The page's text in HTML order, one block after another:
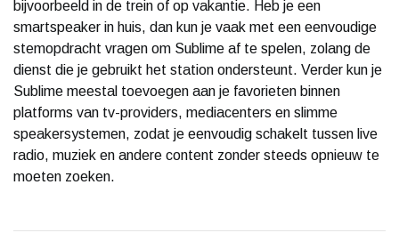
bijvoorbeeld in de trein of op vakantie. Heb je een
smartspeaker in huis, dan kun je vaak met een eenvoudige
stemopdracht vragen om Sublime af te spelen, zolang de
dienst die je gebruikt het station ondersteunt. Verder kun je
Sublime meestal toevoegen aan je favorieten binnen
platforms van tv-providers, mediacenters en slimme
speakersystemen, zodat je eenvoudig schakelt tussen live
radio, muziek en andere content zonder steeds opnieuw te
moeten zoeken.